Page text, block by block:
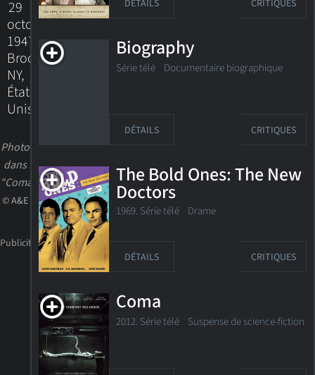
29
octobre
1947
Brooklyn,
NY,
États-
Unis
Photo
dans
"Coma"
© A&E
DÉTAILS CRITIQUES
Biography
Série télé Documentaire biographique
DÉTAILS CRITIQUES
The Bold Ones: The New
Doctors
1969. Série télé Drame
DÉTAILS CRITIQUES
Coma
2012. Série télé Suspense de science-fiction